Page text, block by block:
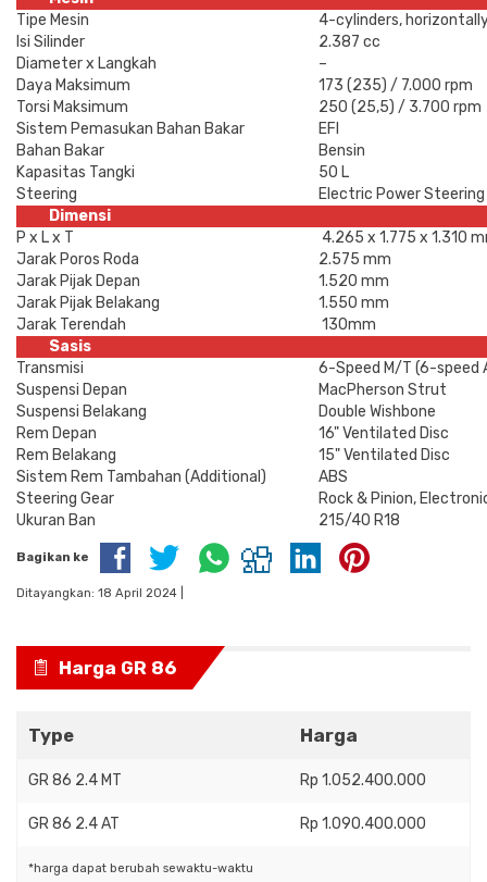
Tipe Mesin
4-cylinders,
Isi Silinder
2.387 cc
Diameter x Langkah
–
Daya Maksimum
173 (235) / 7.000 rpm
Torsi Maksimum
250 (25,5) / 3.700 rpm
Sistem Pemasukan Bahan Bakar
EFI
Bahan Bakar
Bensin
Kapasitas Tangki
50 L
Steering
Electric Power Steering
Dimensi
P x L x T
4.265 x 1.775 x 1.310
Jarak Poros Roda
2.575 mm
Jarak Pijak Depan
1.520 mm
Jarak Pijak Belakang
1.550 mm
Jarak Terendah
130mm
Sasis
Transmisi
6-Speed M/T (6-speed
Suspensi Depan
MacPherson Strut
Suspensi Belakang
Double Wishbone
Rem Depan
16" Ventilated Disc
Rem Belakang
15" Ventilated Disc
Sistem Rem Tambahan (Additional)
ABS
Steering Gear
Rock & Pinion,
Ukuran Ban
215/40 R18
Bagikan ke
Ditayangkan: 18 April 2024 |
Harga GR 86
Type Harga
GR 86 2.4 MT Rp 1.052.400.000
GR 86 2.4 AT Rp 1.090.400.000
*harga dapat berubah sewaktu-waktu